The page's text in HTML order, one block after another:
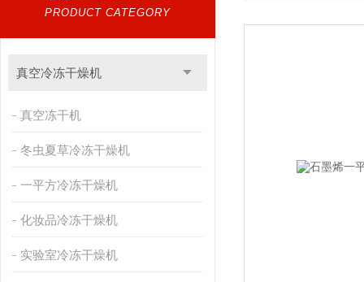
PRODUCT CATEGORY
真空冷冻干燥机
真空冻干机
冬虫夏草冷冻干燥机
一平方冷冻干燥机
化妆品冷冻干燥机
实验室冷冻干燥机